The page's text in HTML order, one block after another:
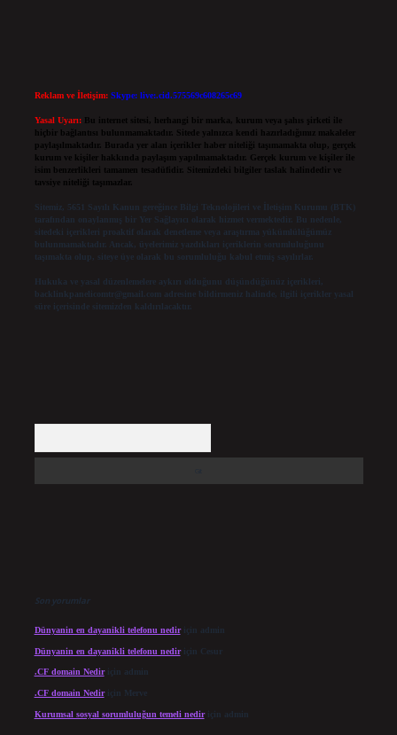
Reklam ve İletişim: Skype: live:.cid.575569c608265c69
Yasal Uyarı:
Bu internet sitesi, herhangi bir marka, kurum veya şahıs şirketi ile
hiçbir bağlantısı bulunmamaktadır. Sitede yalnızca kendi hazırladığımız makaleler
paylaşılmaktadır. Burada yer alan içerikler haber niteliği taşımamakta olup, gerçek
kurum ve kişiler hakkında paylaşım yapılmamaktadır. Gerçek kurum ve kişiler ile
isim benzerlikleri tamamen tesadüfidir. Sitemizdeki bilgiler taslak halindedir ve
tavsiye niteliği taşımazlar.
Sitemiz, 5651 Sayılı Kanun gereğince Bilgi Teknolojileri ve İletişim Kurumu (BTK)
tarafından onaylanmış bir Yer Sağlayıcı olarak hizmet vermektedir. Bu nedenle,
sitedeki içerikleri proaktif olarak denetleme veya araştırma yükümlülüğümüz
bulunmamaktadır. Ancak, üyelerimiz yazdıkları içeriklerin sorumluluğunu
taşımakta olup, siteye üye olarak bu sorumluluğu kabul etmiş sayılırlar.
Hukuka ve yasal düzenlemelere aykırı olduğunu düşündüğünüz içerikleri,
backlinkpanelicomtr@gmail.comadresine bildirmeniz halinde, ilgili içerikler yasal
süre içerisinde sitemizden kaldırılacaktır.
Son yorumlar
Dünyanin en dayanikli telefonu nediriçin admin
Dünyanin en dayanikli telefonu nediriçin Cesur
.CF domain Nediriçin admin
.CF domain Nediriçin Merve
Kurumsal sosyal sorumluluğun temeli nediriçin admin